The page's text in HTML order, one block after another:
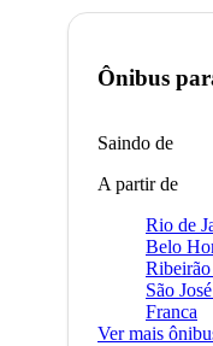
Ônibus
Saindo de
A partir de
Rio de
Belo
São
Franca
Ver mais